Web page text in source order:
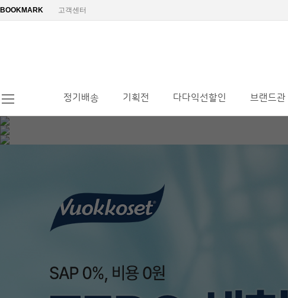
BOOKMARK 고객센터
정기배송 기획전 다다익선할인 브랜드관